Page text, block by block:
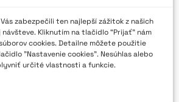
zabezpečili ten najlepší zážitok z našich
Kliknutím na tlačidlo “Prijať” nám
cookies. Detailne môžete použitie
"Nastavenie cookies". Nesúhlas alebo
určité vlastnosti a funkcie.
sme
a
nové